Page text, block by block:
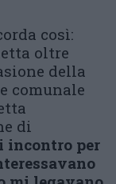
così:
oltre
della
comunale
di
incontro per